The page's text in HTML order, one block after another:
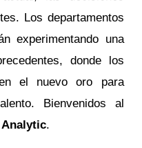
Los departamentos
experimentando una
donde los
el nuevo oro para
Bienvenidos al
Analytic.